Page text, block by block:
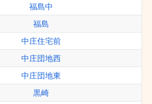
福島中
福島
中庄住宅前
中庄団地西
中庄団地東
黒崎